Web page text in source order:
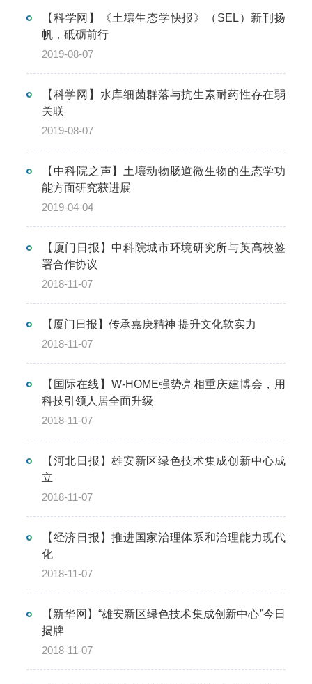
【科学网】《土壤生态学快报》（SEL）新刊扬
帆，砥砺前行
2019-08-07
【科学网】水库细菌群落与抗生素耐药性存在弱
关联
2019-08-07
【中科院之声】土壤动物肠道微生物的生态学功
能方面研究获进展
2019-04-04
【厦门日报】中科院城市环境研究所与英高校签
署合作协议
2018-11-07
【厦门日报】传承嘉庚精神 提升文化软实力
2018-11-07
【国际在线】W-HOME强势亮相重庆建博会，用
科技引领人居全面升级
2018-11-07
【河北日报】雄安新区绿色技术集成创新中心成
立
2018-11-07
【经济日报】推进国家治理体系和治理能力现代
化
2018-11-07
【新华网】“雄安新区绿色技术集成创新中心”今日
揭牌
2018-11-07